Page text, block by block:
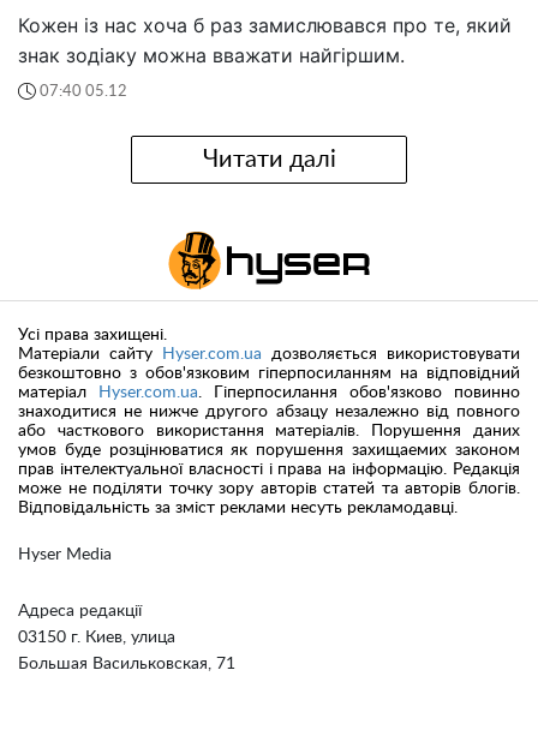
Кожен із нас хоча б раз замислювався про те, який
знак зодіаку можна вважати найгіршим.
07:40 05.12
Читати далі
Hyser Media
Адреса редакції
03150 г. Киев, улица
Большая Васильковская, 71
Усі права захищені.
Матеріали сайту
Hyser.com.ua дозволяється використовувати
безкоштовно з обов'язковим гіперпосиланням на відповідний
матеріал
Hyser.com.ua. Гіперпосилання обов'язково повинно
знаходитися не нижче другого абзацу незалежно від повного
або часткового використання матеріалів. Порушення даних
умов буде розцінюватися як порушення захищаемих законом
прав інтелектуальної власності і права на інформацію. Редакція
може не поділяти точку зору авторів статей та авторів блогів.
Відповідальність за зміст реклами несуть рекламодавці.